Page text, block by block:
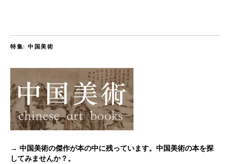
特集: 中国美術
→ 中国美術の傑作が本の中に残っています。中国美術の本を探
してみませんか？。